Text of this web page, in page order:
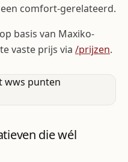
comfort-gerelateerd.
basis van Maxiko-
vaste prijs via /prijzen.
die wél